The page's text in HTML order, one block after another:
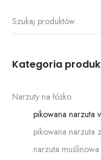
Szukaj
Kategoria
Narzuty na łóżko
pikowana narzuta
pikowana narzuta
narzuta muślinowa